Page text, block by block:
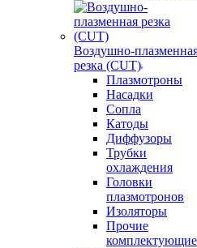
Воздушно-
резка (CUT)
Плазмотроны
Насадки
Сопла
Катоды
Диффузоры
Трубки
охлаждения
Головки
плазмотронов
Изоляторы
Прочие
комплектующие